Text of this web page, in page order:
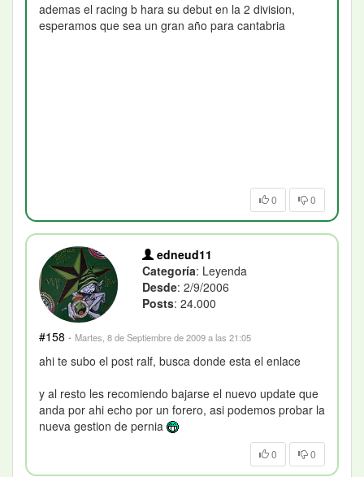
ademas el racing b hara su debut en la 2 division,
esperamos que sea un gran año para cantabria
0 0
edneud11
Categoría: Leyenda
Desde: 2/9/2006
Posts: 24.000
#158 · Martes, 8 de Septiembre de 2009 a las 21:05
ahi te subo el post ralf, busca donde esta el enlace
y al resto les recomiendo bajarse el nuevo update que
anda por ahi echo por un forero, asi podemos probar la
nueva gestion de pernia
0 0